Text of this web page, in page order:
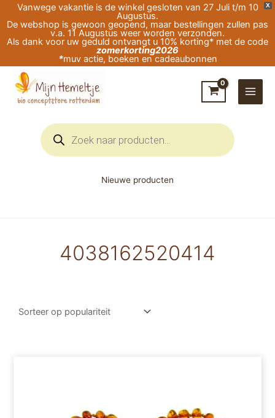
X
Vanwege vakantie is de winkel gesloten van 27 Juli t/m 10
Augustus.
De webshop is gewoon geopend, maar bestellingen zullen pas
v.a. 11 Augustus weer worden verzonden.
Als dank voor uw geduld ontvangt u 10% korting* met de code
zomerkorting2026
*muv actie, boeken en cadeaubonnen
naar
de
Producten
zoeken
Nieuwe producten
4038162520414